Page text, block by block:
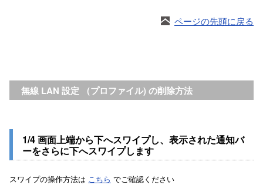
ページの先頭に戻る
無線 LAN 設定 （プロファイル) の削除方法
1/4 画面上端から下へスワイプし、表示された通知バ
ーをさらに下へスワイプします
スワイプの操作方法は こちら でご確認ください